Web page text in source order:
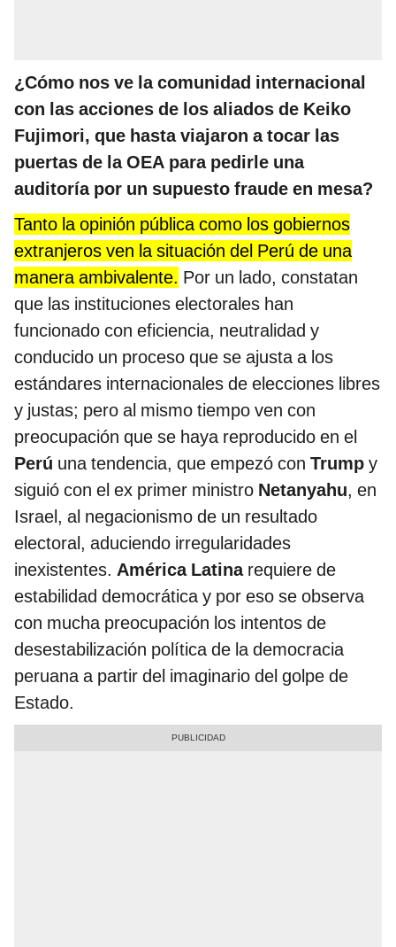
¿Cómo nos ve la comunidad internacional
con las acciones de los aliados de Keiko
Fujimori, que hasta viajaron a tocar las
puertas de la OEA para pedirle una
auditoría por un supuesto fraude en mesa?
Tanto la opinión pública como los gobiernos
extranjeros ven la situación del Perú de una
manera ambivalente. Por un lado, constatan
que las instituciones electorales han
funcionado con eficiencia, neutralidad y
conducido un proceso que se ajusta a los
estándares internacionales de elecciones libres
y justas; pero al mismo tiempo ven con
preocupación que se haya reproducido en el
Perú una tendencia, que empezó con Trump y
siguió con el ex primer ministro Netanyahu, en
Israel, al negacionismo de un resultado
electoral, aduciendo irregularidades
inexistentes. América Latinarequiere de
estabilidad democrática y por eso se observa
con mucha preocupación los intentos de
desestabilización política de la democracia
peruana a partir del imaginario del golpe de
Estado.